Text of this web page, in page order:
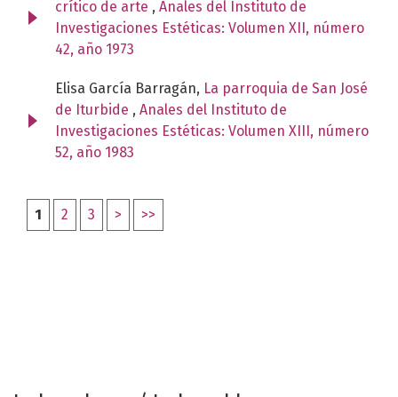
crítico de arte , Anales del Instituto de
Investigaciones Estéticas: Volumen XII, número
42, año 1973
Elisa García Barragán, La parroquia de San José
de Iturbide , Anales del Instituto de
Investigaciones Estéticas: Volumen XIII, número
52, año 1983
1 2 3 > >>